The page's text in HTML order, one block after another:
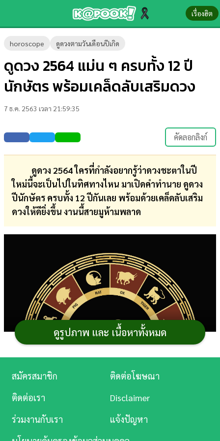
เรื่องฮิต
horoscope ดูดวงตามวันเดือนปีเกิด
ดูดวง 2564 แม่น ๆ ครบทั้ง 12 ปี
นักษัตร พร้อมเคล็ดลับเสริมดวง
7 ธ.ค. 2563 เวลา 21:59:35
คัดลอกลิงก์
ดูดวง 2564 ใครที่กำลังอยากรู้ว่าดวงชะตาในปี
ใหม่นี้จะเป็นไปในทิศทางไหน มาเปิดคำทำนาย ดูดวง
ปีนักษัตร ครบทั้ง 12 ปีกันเลย พร้อมด้วยเคล็ดลับเสริม
ดวงให้ดียิ่งขึ้น งานนี้สายมูห้ามพลาด
ดูรูปภาพ และ เนื้อหาทั้งหมด
ข่าว-
ความ
รู้
บันเทิง
ตรวจ
ผล
บอล
สด
การ
บันเทิง
ดู
Music
สมัครสมาชิก
ติดต่อโฆษณา
ติดต่อเรา
Disclaimer
ร่วมงานกับเรา
แจ้งปัญหา